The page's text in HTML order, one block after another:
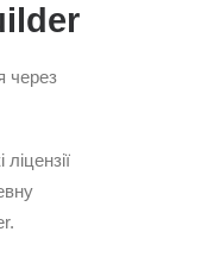
через
ліцензії